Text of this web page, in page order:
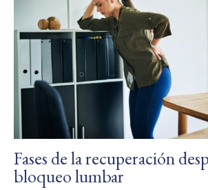
Fases de la recuperación
bloqueo lumbar